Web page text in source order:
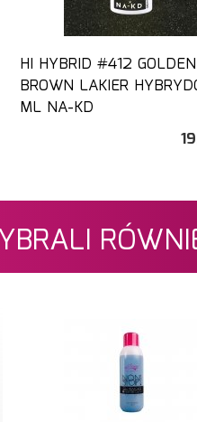
HI HYBRID #412 GOLDEN
BROWN LAKIER
ML NA-KD